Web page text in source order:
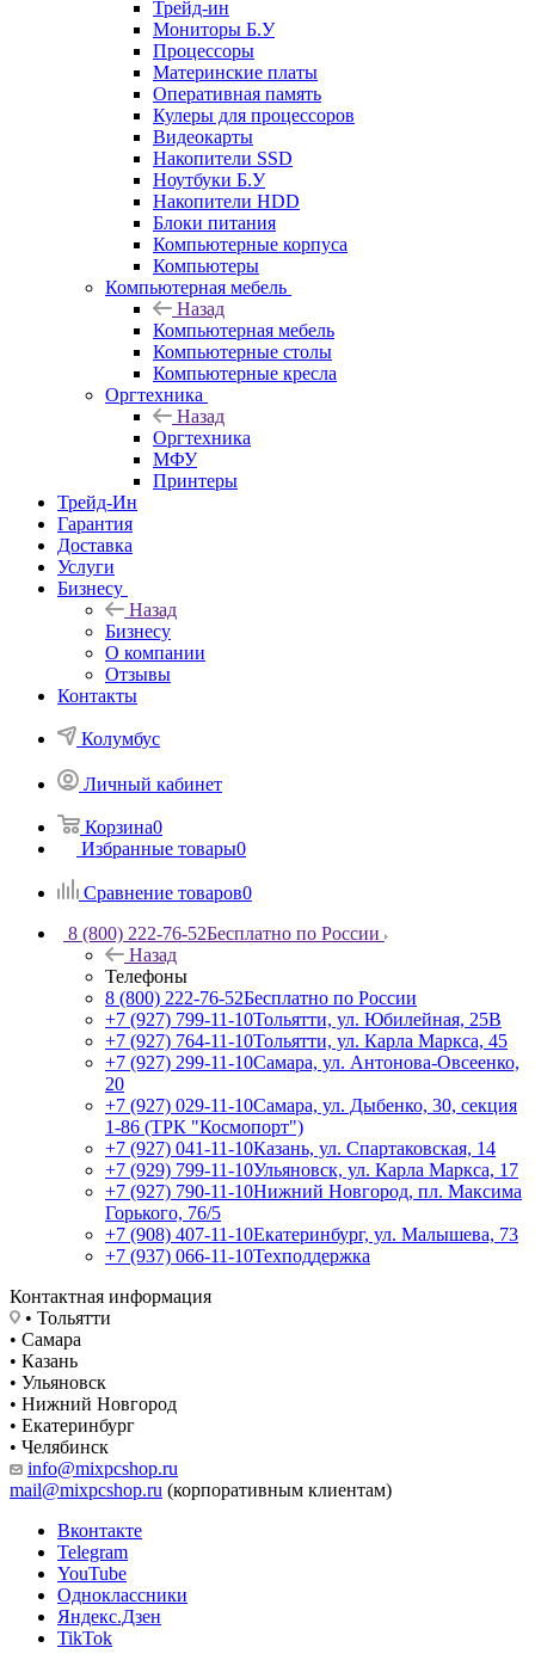
Трейд-ин
Мониторы Б.У
Процессоры
Материнские платы
Оперативная память
Кулеры для процессоров
Видеокарты
Накопители SSD
Ноутбуки Б.У
Накопители HDD
Блоки питания
Компьютерные корпуса
Компьютеры
Компьютерная мебель
Назад
Компьютерная мебель
Компьютерные столы
Компьютерные кресла
Оргтехника
Назад
Оргтехника
МФУ
Принтеры
Трейд-Ин
Гарантия
Доставка
Услуги
Бизнесу
Назад
Бизнесу
О компании
Отзывы
Контакты
Колумбус
Личный кабинет
Корзина0
Избранные товары0
Сравнение товаров0
8 (800) 222-76-52Бесплатно по России
Назад
Телефоны
8 (800) 222-76-52Бесплатно по России
+7 (927) 799-11-10Тольятти, ул. Юбилейная, 25В
+7 (927) 764-11-10Тольятти, ул. Карла Маркса, 45
+7 (927) 299-11-10Самара, ул. Антонова-Овсеенко,
20
+7 (927) 029-11-10Самара, ул. Дыбенко, 30, секция
1-86 (ТРК "Космопорт")
+7 (927) 041-11-10Казань, ул. Спартаковская, 14
+7 (929) 799-11-10Ульяновск, ул. Карла Маркса, 17
+7 (927) 790-11-10Нижний Новгород, пл. Максима
Горького, 76/5
+7 (908) 407-11-10Екатеринбург, ул. Малышева, 73
+7 (937) 066-11-10Техподдержка
Контактная информация
• Тольятти
• Самара
• Казань
• Ульяновск
• Нижний Новгород
• Екатеринбург
• Челябинск
info@mixpcshop.ru
mail@mixpcshop.ru (корпоративным клиентам)
Вконтакте
Telegram
YouTube
Одноклассники
Яндекс.Дзен
TikTok